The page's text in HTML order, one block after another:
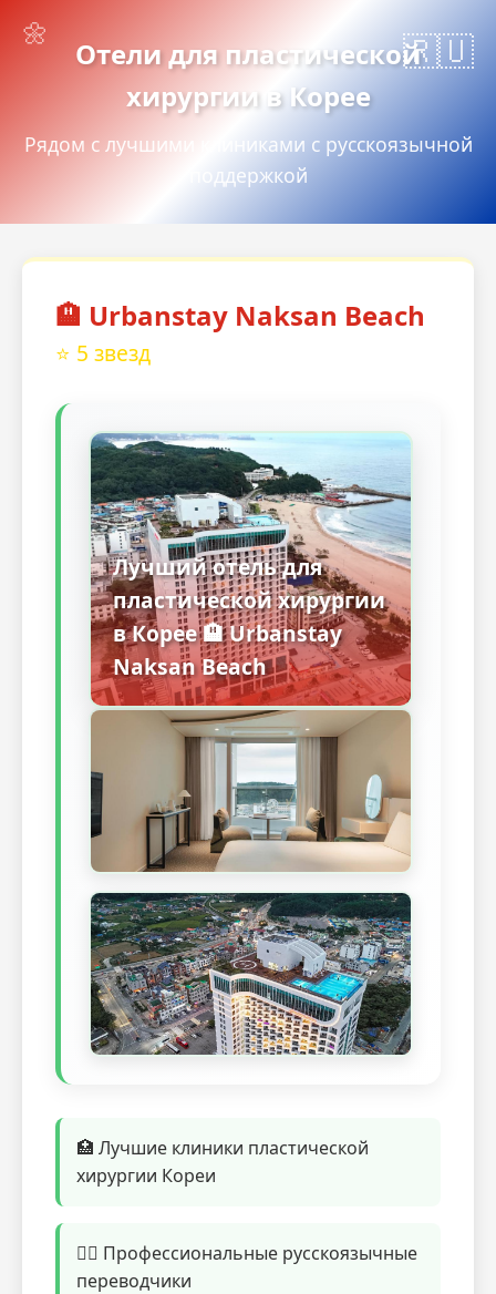
Отели для пластической
хирургии в Корее
Рядом с лучшими клиниками с русскоязычной
поддержкой
🏨 Urbanstay Naksan Beach
⭐ 5 звезд
Лучший отель для
пластической хирургии
в Корее 🏨 Urbanstay
Naksan Beach
🏥 Лучшие клиники пластической
хирургии Кореи
👨‍⚕️ Профессиональные русскоязычные
переводчики